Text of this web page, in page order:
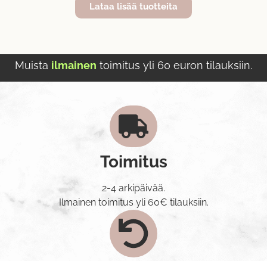
Lataa lisää tuotteita
Muista ilmainen toimitus yli 60 euron tilauksiin.
Toimitus
2-4 arkipäivää.
Ilmainen toimitus yli 60€ tilauksiin.